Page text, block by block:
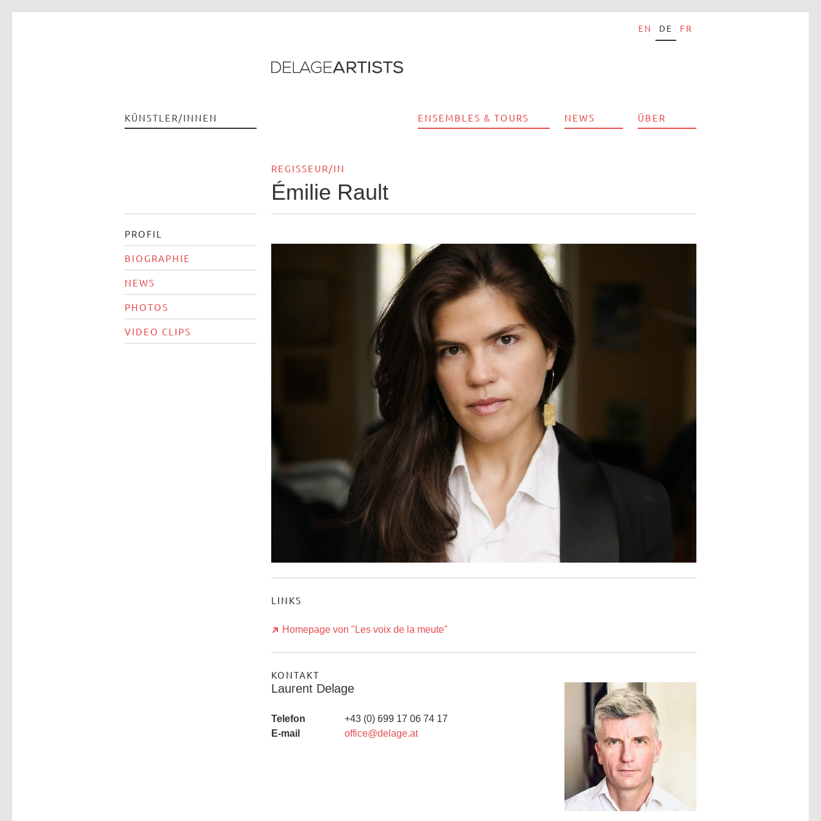
EN DE FR
KÜNSTLER/INNEN ENSEMBLES & TOURS NEWS ÜBER
REGISSEUR/IN
Émilie Rault
PROFIL
BIOGRAPHIE
NEWS
PHOTOS
VIDEO CLIPS
LINKS
Homepage von "Les voix de la meute"
KONTAKT
Laurent Delage
Telefon
+43 (0) 699 17 06 74 17
E-mail
office@delage.at